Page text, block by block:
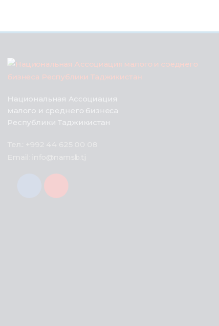
Национальная Ассоциация
малого и среднего бизнеса
Республики Таджикистан